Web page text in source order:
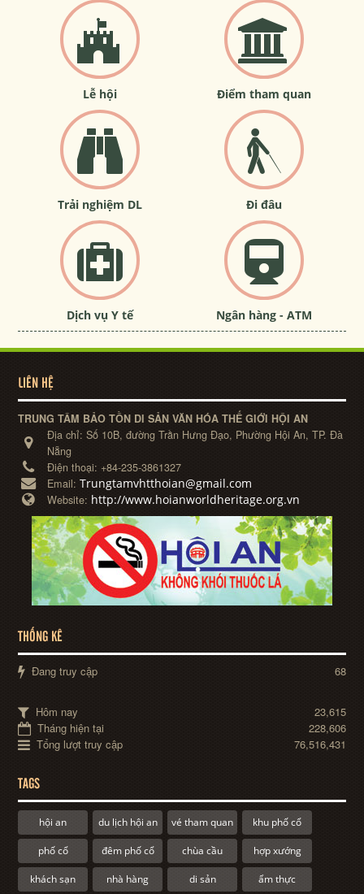
Lễ hội Điểm tham quan
Trải nghiệm DL Đi đâu
Dịch vụ Y tế Ngân hàng - ATM
LIÊN HỆ
TRUNG TÂM BẢO TỒN DI SẢN VĂN HÓA THẾ GIỚI HỘI AN
Địa chỉ:Số 10B, đường Trần Hưng Đạo, Phường Hội An, TP. Đà
Nẵng
Điện thoại: +84-235-3861327
Email:Trungtamvhtthoian@gmail.com
Website: http://www.hoianworldheritage.org.vn
THỐNG KÊ
Đang truy cập 68
Hôm nay
23,615
Tháng hiện tại
228,606
Tổng lượt truy cập
76,516,431
TAGS
hội an du lịch hội an vé tham quan khu phố cổ
phố cổ đêm phố cổ chùa cầu hợp xướng
khách sạn nhà hàng di sản ẩm thực